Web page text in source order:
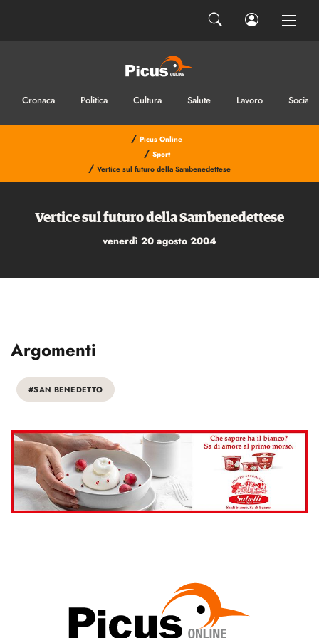
Cronaca Politica Cultura Salute Lavoro Sociale
/ Picus Online
/ Sport
/ Vertice sul futuro della Sambenedettese
Vertice sul futuro della Sambenedettese
venerdì 20 agosto 2004
Argomenti
#SAN BENEDETTO
INVIA IL MESSAGGIO